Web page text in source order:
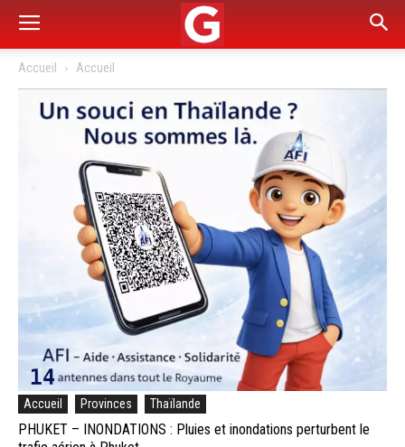
Accueil Accueil
Accueil Provinces Thaïlande
PHUKET – INONDATIONS : Pluies et inondations perturbent le